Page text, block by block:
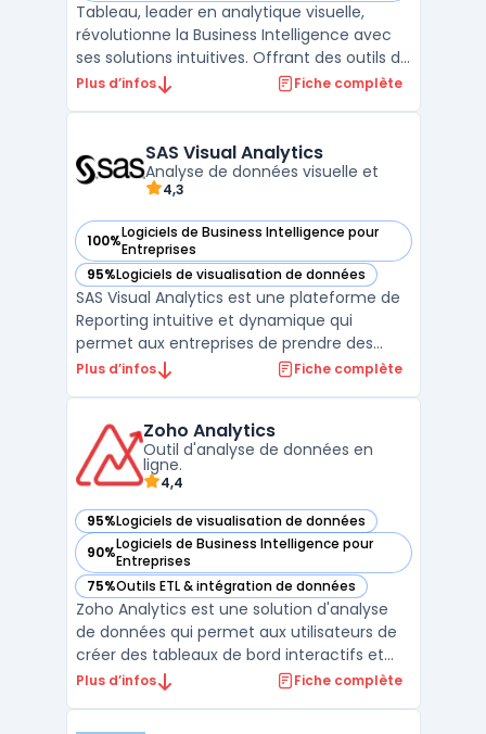
Tableau, leader en analytique visuelle,
révolutionne la Business Intelligence avec
ses solutions intuitives. Offrant des outils de
visualisation de données interactives,
tableaux de bord personnalisables, facilitant
une analys ...
Plus d’infos Fiche complète
SAS Visual Analytics
Analyse de données visuelle et
4,3
100%Logiciels de Business Intelligence pour
Entreprises
— voir SAS Visual Analytics dans cette catégorie
95%Logiciels de visualisation de données
— voir SAS Visual Analytics dans cette catégorie
SAS Visual Analytics est une plateforme de
Reporting intuitive et dynamique qui
permet aux entreprises de prendre des
décisions plus éclairées à partir de leurs
interactive, de créer des tableaux de bord
et des rapports élaborés ...
Plus d’infos Fiche complète
Zoho Analytics
Outil d'analyse de données en
ligne.
4,4
95%Logiciels de visualisation de données
— voir Zoho Analytics dans cette catégorie
90%Logiciels de Business Intelligence pour
Entreprises
— voir Zoho Analytics dans cette catégorie
75%Outils ETL & intégration de données
— voir Zoho Analytics dans cette catégorie
Zoho Analytics est une solution d'analyse
de données qui permet aux utilisateurs de
créer des tableaux de bord interactifs et
des reporting financiers. Elle permet
Plus d’infos Fiche complète